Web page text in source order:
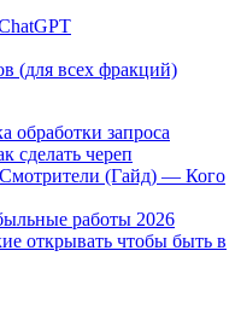
(для всех фракций)
запроса
череп
(Гайд) — Кого
работы 2026
открывать чтобы быть в